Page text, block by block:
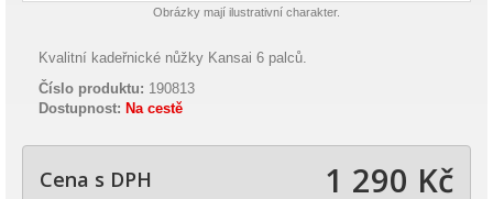
Obrázky mají ilustrativní charakter.
Kvalitní kadeřnické nůžky Kansai 6 palců.
Číslo produktu: 190813
Dostupnost: Na cestě
Cena s DPH 1 290 Kč